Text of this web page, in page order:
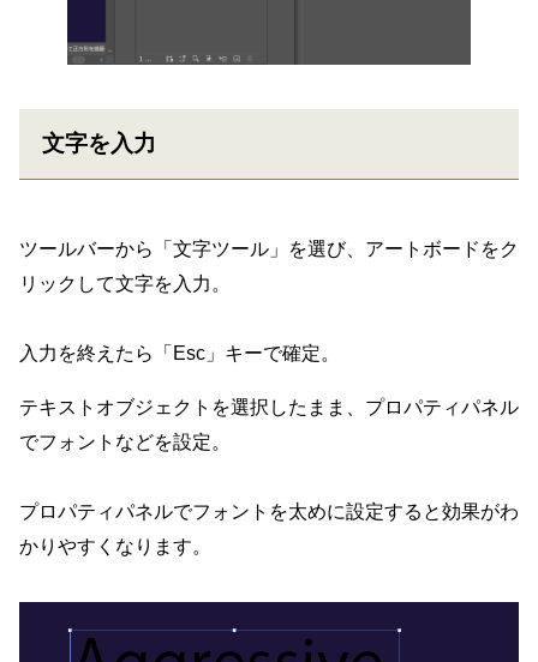
文字を入力
ツールバーから「文字ツール」を選び、アートボードをク
リックして文字を入力。
入力を終えたら「Esc」キーで確定。
テキストオブジェクトを選択したまま、プロパティパネル
でフォントなどを設定。
プロパティパネルでフォントを太めに設定すると効果がわ
かりやすくなります。